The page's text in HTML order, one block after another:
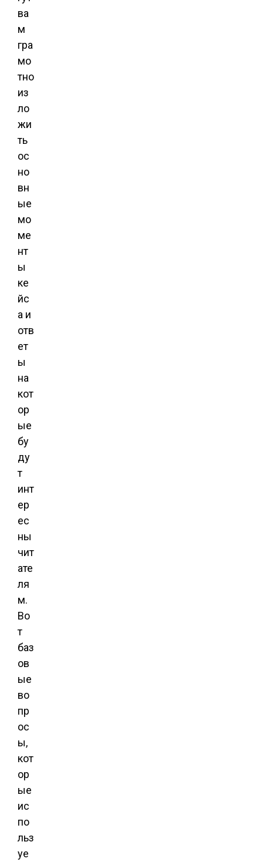
ва
м
гра
мо
тно
из
ло
жи
ть
ос
но
вн
ые
мо
ме
нт
ы
ке
йс
а и
отв
ет
ы
на
кот
ор
ые
бу
ду
т
инт
ер
ес
ны
чит
ате
ля
м.
Во
т
баз
ов
ые
во
пр
ос
ы,
кот
ор
ые
ис
по
льз
уе